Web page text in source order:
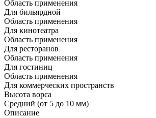
Область применения
Для бильярдной
Область применения
Для кинотеатра
Область применения
Для ресторанов
Область применения
Для гостиниц
Область применения
Для коммерческих пространств
Высота ворса
Средний (от 5 до 10 мм)
Описание